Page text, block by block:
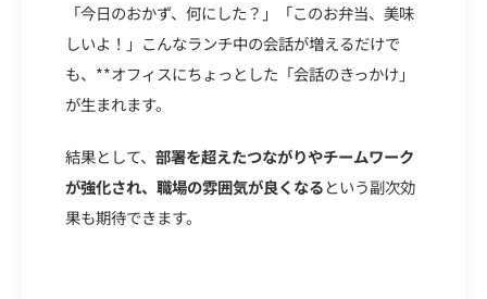
「今日のおかず、何にした？」「このお弁当、美味
しいよ！」こんなランチ中の会話が増えるだけで
も、**オフィスにちょっとした「会話のきっかけ」
が生まれます。
結果として、 部署を超えたつながりやチームワーク
が強化され、職場の雰囲気が良くなるという副次効
果も期待できます。